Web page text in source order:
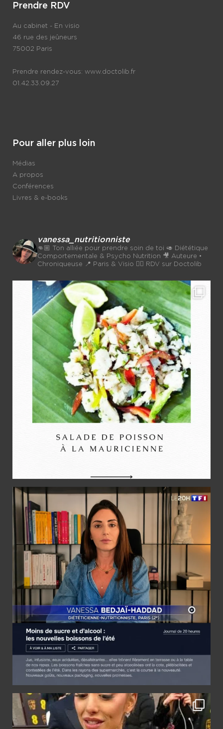
Prendre RDV
Au cabinet - En visio
46 rue des jeûneurs
75002 Paris
Prendre rendez-vous: www.doctolib.fr
01.42.33.09.27
Pour aller plus loin
Médias
A propos
Conférences
Livres & e-books
vanessa_nutritionniste
👊🏼 Ton alliée pour prendre soin de toi 🥑 Diététique
Comportementale & Psycho Nutrition 🎥 Auteure •
Chroniqueuse 📍 Paris & Visio 👉🏼 RDV sur Doctolib